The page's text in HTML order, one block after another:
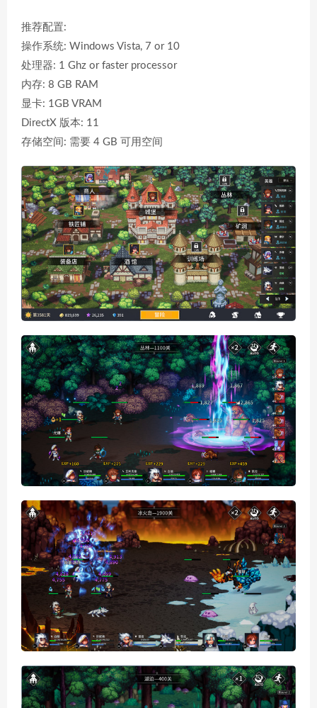
推荐配置:
操作系统: Windows Vista, 7 or 10
处理器: 1 Ghz or faster processor
内存: 8 GB RAM
显卡: 1GB VRAM
DirectX 版本: 11
存储空间: 需要 4 GB 可用空间